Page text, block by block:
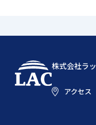
株式会社ラ
アクセス